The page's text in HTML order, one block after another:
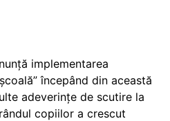
implementarea
începând din această
adeverințe de scutire la
copiilor a crescut